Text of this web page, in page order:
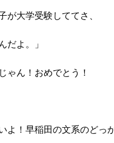
が大学受験しててさ、
だよ。」
ゃん！おめでとう！
よ！早稲田の文系のどっか